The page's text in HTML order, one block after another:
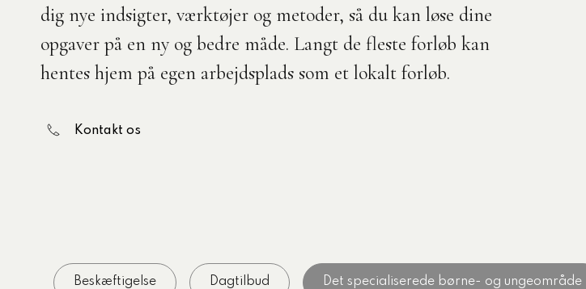
dig nye indsigter, værktøjer og metoder, så du kan løse dine
opgaver på en ny og bedre måde. Langt de fleste forløb kan
hentes hjem på egen arbejdsplads som et lokalt forløb.
Kontakt os
Beskæftigelse Dagtilbud Det specialiserede børne- og ungeområde
demokrati
data og styring
moduler – Kommunom Uddannelsesugen